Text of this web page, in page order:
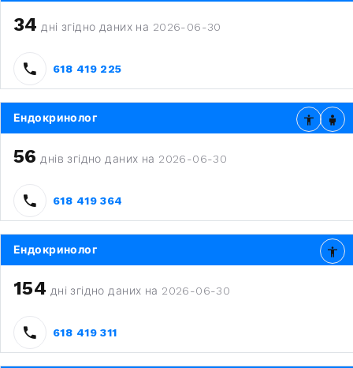
34 дні згідно даних на 2026-06-30
618 419 225
Ендокринолог
56 днів згідно даних на 2026-06-30
618 419 364
Ендокринолог
154 дні згідно даних на 2026-06-30
618 419 311